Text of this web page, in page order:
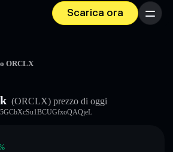
Scarica ora Menu
ORCLX
(ORCLX) prezzo di oggi